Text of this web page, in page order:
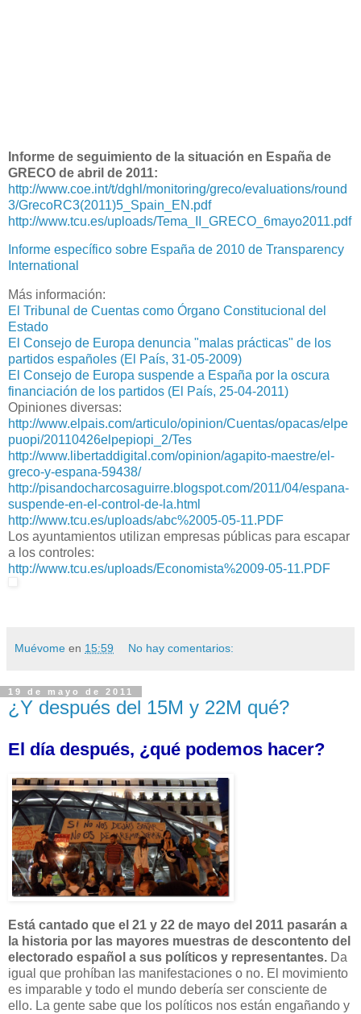
Informe de seguimiento de la situación en España de
GRECO de abril de 2011:
http://www.coe.int/t/dghl/monitoring/greco/evaluations/round
3/GrecoRC3(2011)5_Spain_EN.pdf
http://www.tcu.es/uploads/Tema_II_GRECO_6mayo2011.pdf
Informe específico sobre España de 2010 de Transparency
International
Más información:
El Tribunal de Cuentas como Órgano Constitucional del
Estado
El Consejo de Europa denuncia "malas prácticas" de los
partidos españoles (El País, 31-05-2009)
El Consejo de Europa suspende a España por la oscura
financiación de los partidos (El País, 25-04-2011)
Opiniones diversas:
http://www.elpais.com/articulo/opinion/Cuentas/opacas/elpe
puopi/20110426elpepiopi_2/Tes
http://www.libertaddigital.com/opinion/agapito-maestre/el-
greco-y-espana-59438/
http://pisandocharcosaguirre.blogspot.com/2011/04/espana-
suspende-en-el-control-de-la.html
http://www.tcu.es/uploads/abc%2005-05-11.PDF
Los ayuntamientos utilizan empresas públicas para escapar
a los controles:
http://www.tcu.es/uploads/Economista%2009-05-11.PDF
Muévome en 15:59 No hay comentarios:
19 de mayo de 2011
¿Y después del 15M y 22M qué?
El día después, ¿qué podemos hacer?
Está cantado que el 21 y 22 de mayo del 2011 pasarán a
la historia por las mayores muestras de descontento del
electorado español a sus políticos y representantes. Da
igual que prohíban las manifestaciones o no. El movimiento
es imparable y todo el mundo debería ser consciente de
ello. La gente sabe que los políticos nos están engañando y